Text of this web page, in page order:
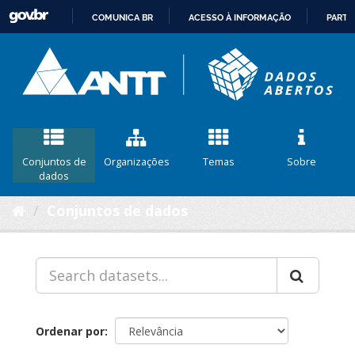
CONTEÚDO
COMUNICA BR ACESSO À INFORMAÇÃO
Conjuntos de
dados
Organizações Temas Sobre
Ordenar por